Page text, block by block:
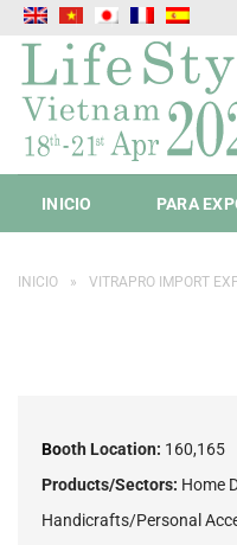
Saltar
contenido
INICIO PARA
INICIO » VITRAPRO IMPORT
Booth Location: 160,165
Products/Sectors: Home
Handicrafts/Personal